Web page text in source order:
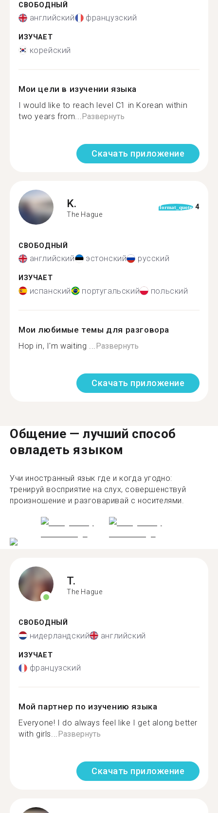
СВОБОДНЫЙ
английский французский
ИЗУЧАЕТ
корейский
Мои цели в изучении языка
I would like to reach level C1 in Korean within
two years from... Развернуть
Скачать приложение
K.
The Hague
format_quote 4
СВОБОДНЫЙ
английский эстонский русский
ИЗУЧАЕТ
испанский португальский польский
Мои любимые темы для разговора
Hop in, I'm waiting ... Развернуть
Скачать приложение
Общение — лучший способ
овладеть языком
Учи иностранный язык где и когда угодно:
тренируй восприятие на слух, совершенствуй
произношение и разговаривай с носителями.
T.
The Hague
СВОБОДНЫЙ
нидерландский английский
ИЗУЧАЕТ
французский
Мой партнер по изучению языка
Everyone! I do always feel like I get along better
with girls...Развернуть
Скачать приложение